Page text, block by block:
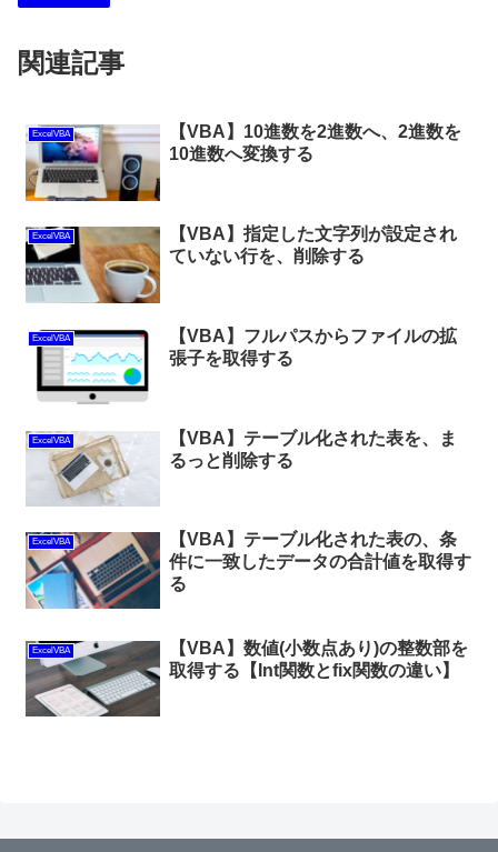
関連記事
ExcelVBA
【VBA】10進数を2進数へ、2進数を
10進数へ変換する
ExcelVBA
【VBA】指定した文字列が設定され
ていない行を、削除する
ExcelVBA
【VBA】フルパスからファイルの拡
張子を取得する
ExcelVBA
【VBA】テーブル化された表を、ま
るっと削除する
ExcelVBA
【VBA】テーブル化された表の、条
件に一致したデータの合計値を取得す
る
ExcelVBA
【VBA】数値(小数点あり)の整数部を
取得する【Int関数とfix関数の違い】